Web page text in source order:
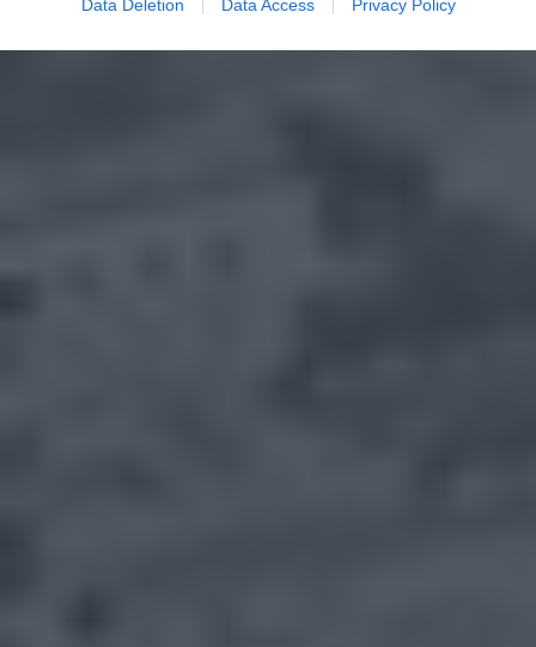
Data Deletion Data Access Privacy Policy